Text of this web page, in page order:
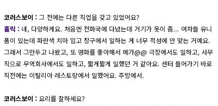
코러스보이 : 그 전에는 다른 직업을 갖고 있었어요?
홀릭 : 네, 다양하게요. 처음엔 전화국에 다녔는데 거기가 옷이 좀... 여자들 유니
폼이 있는데 파란색 치마 입고 창구에서 일하는 게 너무 적성에 안 맞는 거예요.
그래서 그만두고 나왔고, 또 영화를 좋아해서 메가@@ 극장에서도 일하고, 사무
직으로 무역회사에서도 일하고, 짧게짧게 일했던 거 같아요. 센터 들어가기 바로
직전에는 이탈리아 레스토랑에서 일했어요. 주방에서.
코러스보이 : 요리를 잘하세요?